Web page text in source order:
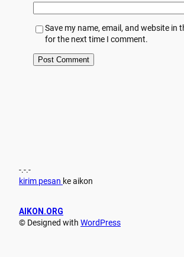
Save my name, email, and website in
for the next time I comment.
-.-.-
kirim pesan ke aikon
AIKON.ORG
© Designed with WordPress